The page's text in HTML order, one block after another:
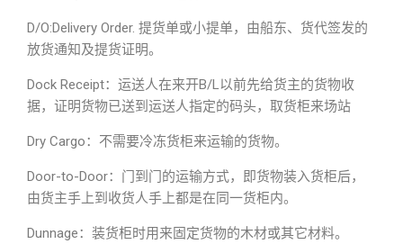
D/O:Delivery Order. 提货单或小提单，由船东、货代签发的
放货通知及提货证明。
Dock Receipt：运送人在来开B/L以前先给货主的货物收
据，证明货物已送到运送人指定的码头，取货柜来场站
Dry Cargo：不需要冷冻货柜来运输的货物。
Door-to-Door：门到门的运输方式，即货物装入货柜后，
由货主手上到收货人手上都是在同一货柜内。
Dunnage：装货柜时用来固定货物的木材或其它材料。